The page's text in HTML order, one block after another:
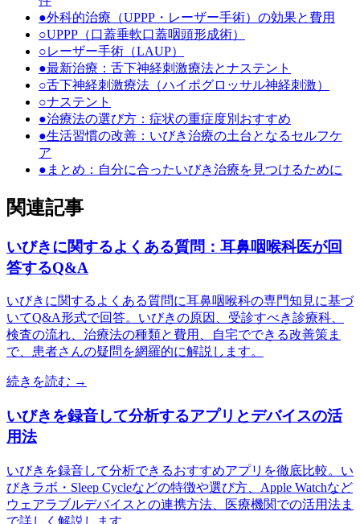
●外科的治療（UPPP・レーザー手術）の効果と費用
○UPPP（口蓋垂軟口蓋咽頭形成術）
○レーザー手術（LAUP）
●最新治療：舌下神経刺激療法とナステント
○舌下神経刺激療法（ハイポグロッサル神経刺激）
○ナステント
●治療法の選び方：症状の重症度別おすすめ
●生活習慣の改善：いびき治療の土台となるセルフケ
ア
● まとめ：自分に合ったいびき治療を見つけるために
関連記事
いびきに関するよくある質問：耳鼻咽喉科医が回
答するQ&A
いびきに関するよくある質問に耳鼻咽喉科の専門知見に基づ
いてQ&A形式で回答。いびきの原因、受診すべき診療科、
検査の流れ、治療法の種類と費用、自宅でできる改善策ま
で、患者さんの疑問を網羅的に解説します。
続きを読む →
いびきを録音して分析するアプリとデバイスの活
用法
いびきを録音して分析できるおすすめアプリを徹底比較。い
びきラボ・Sleep Cycleなどの特徴や選び方、Apple Watchなど
ウェアラブルデバイスとの連携方法、医療機関での活用法ま
で詳しく解説します。